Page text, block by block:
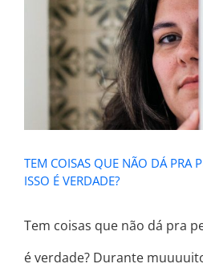
TEM COISAS QUE
PERDOAR – SERÁ
TEM COISAS QUE NÃO DÁ PRA
ISSO É VERDADE?
Tem coisas que não dá pra
é verdade? Durante